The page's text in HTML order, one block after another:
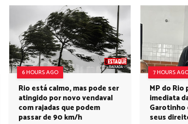
6 HOURS AGO
Rio está calmo, mas pode ser
atingido por novo vendaval
com rajadas que podem
passar de 90 km/h
7 HOURS
MP do Rio
imediata
Garotinho
seus